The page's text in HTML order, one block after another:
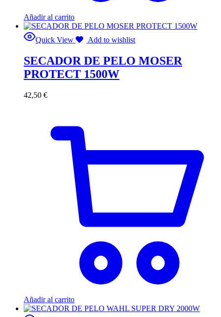
Añadir al carrito
Quick View Add to wishlist
SECADOR DE PELO MOSER
PROTECT 1500W
42,50 €
Añadir al carrito